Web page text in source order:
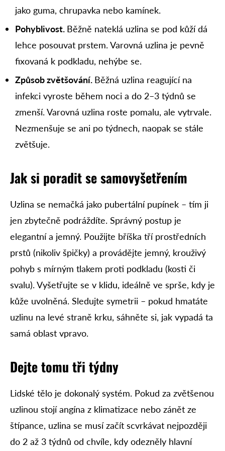
jako guma, chrupavka nebo kamínek.
Pohyblivost. Běžně nateklá uzlina se pod kůží dá
lehce posouvat prstem. Varovná uzlina je pevně
fixovaná k podkladu, nehýbe se.
Způsob zvětšování. Běžná uzlina reagující na
infekci vyroste během noci a do 2–3 týdnů se
zmenší. Varovná uzlina roste pomalu, ale vytrvale.
Nezmenšuje se ani po týdnech, naopak se stále
zvětšuje.
Jak si poradit se samovyšetřením
Uzlina se nemačká jako pubertální pupínek – tím ji
jen zbytečně podráždíte. Správný postup je
elegantní a jemný. Použijte bříška tří prostředních
prstů (nikoliv špičky) a provádějte jemný, krouživý
pohyb s mírným tlakem proti podkladu (kosti či
svalu). Vyšetřujte se v klidu, ideálně ve sprše, kdy je
kůže uvolněná. Sledujte symetrii – pokud hmatáte
uzlinu na levé straně krku, sáhněte si, jak vypadá ta
samá oblast vpravo.
Dejte tomu tři týdny
Lidské tělo je dokonalý systém. Pokud za zvětšenou
uzlinou stojí angína z klimatizace nebo zánět ze
štípance, uzlina se musí začít scvrkávat nejpozději
do 2 až 3 týdnů od chvíle, kdy odezněly hlavní